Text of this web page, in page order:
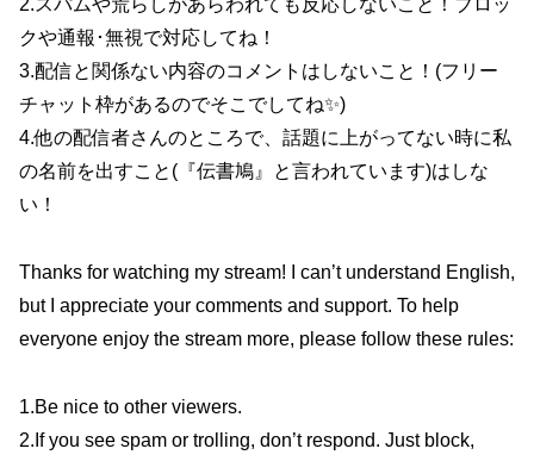
2.スパムや荒らしがあらわれても反応しないこと！ブロッ
クや通報･無視で対応してね！
3.配信と関係ない内容のコメントはしないこと！(フリー
チャット枠があるのでそこでしてね✨)
4.他の配信者さんのところで、話題に上がってない時に私
の名前を出すこと(『伝書鳩』と言われています)はしな
い！
Thanks for watching my stream! I can’t understand English,
but I appreciate your comments and support. To help
everyone enjoy the stream more, please follow these rules:
1.Be nice to other viewers.
2.If you see spam or trolling, don’t respond. Just block,